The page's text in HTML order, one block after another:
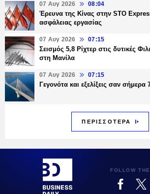
07 Αυγ 2026 08:04
Έρευνα της Κίνας στην STO
ασφάλειας εργασίας
07 Αυγ 2026 07:15
Σεισμός 5,8 Ρίχτερ στις δυτικές
στη Μανίλα
07 Αυγ 2026 07:15
Γεγονότα και εξελίξεις σαν
ΠΕΡΙΣΣΟΤΕΡΑ
FOLLOW